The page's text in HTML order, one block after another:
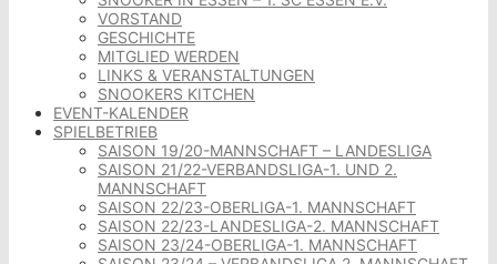
VORSTAND
GESCHICHTE
MITGLIED WERDEN
LINKS & VERANSTALTUNGEN
SNOOKERS KITCHEN
EVENT-KALENDER
SPIELBETRIEB
SAISON 19/20-MANNSCHAFT – LANDESLIGA
SAISON 21/22-VERBANDSLIGA-1. UND 2.
MANNSCHAFT
SAISON 22/23-OBERLIGA-1. MANNSCHAFT
SAISON 22/23-LANDESLIGA-2. MANNSCHAFT
SAISON 23/24-OBERLIGA-1. MANNSCHAFT